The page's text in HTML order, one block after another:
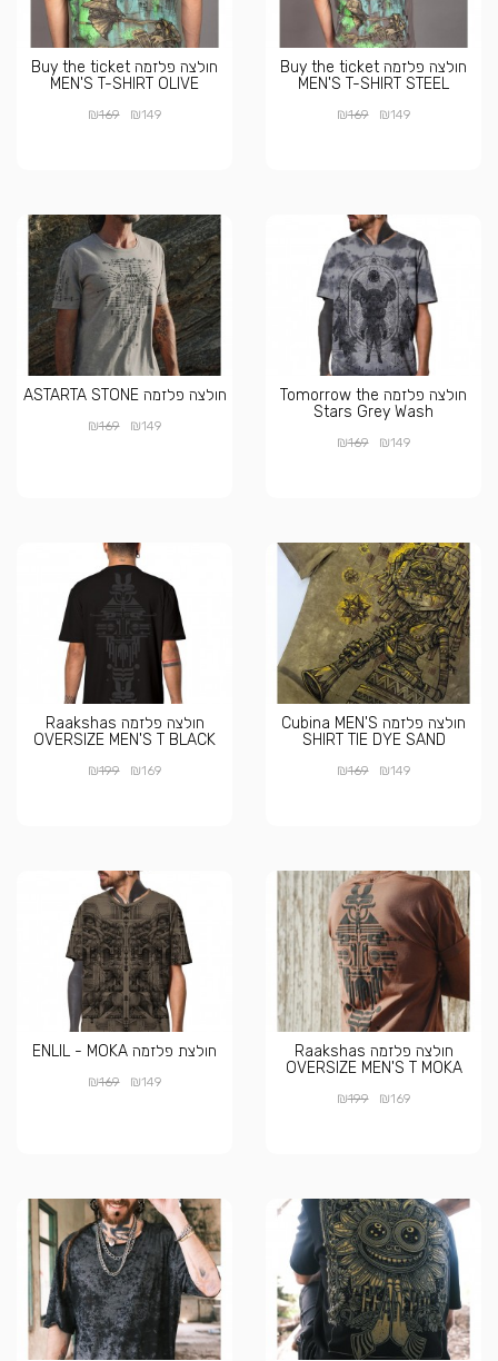
חולצה פלזמה Buy the ticket
MEN'S T-SHIRT STEEL
₪149
₪169
חולצה פלזמה Buy the ticket
MEN'S T-SHIRT OLIVE
₪149
₪169
חולצה פלזמה Tomorrow the
Stars Grey Wash
₪149
₪169
חולצה פלזמה ASTARTA STONE
₪149
₪169
חולצה פלזמה Cubina MEN'S
SHIRT TIE DYE SAND
₪149
₪169
חולצה פלזמה Raakshas
OVERSIZE MEN'S T BLACK
₪169
₪199
חולצה פלזמה Raakshas
OVERSIZE MEN'S T MOKA
₪169
₪199
חולצת פלזמה ENLIL - MOKA
₪149
₪169